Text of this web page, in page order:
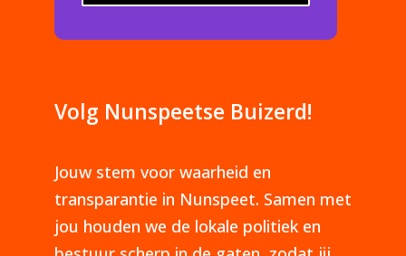
Volg Nunspeetse Buizerd!
Jouw stem voor waarheid en
transparantie in Nunspeet. Samen met
jou houden we de lokale politiek en